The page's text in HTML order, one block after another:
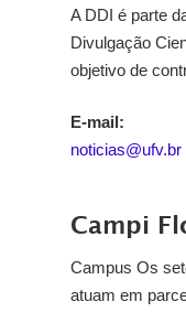
A DDI é parte
Divulgação
objetivo de
E-mail:
noticias@ufv.br
Campi
Campus Os
atuam em